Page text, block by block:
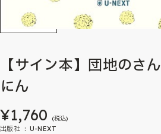
【サイン本】団地のさん
にん
¥1,760 (税込)
出版社 ‏ : ‎ U-NEXT